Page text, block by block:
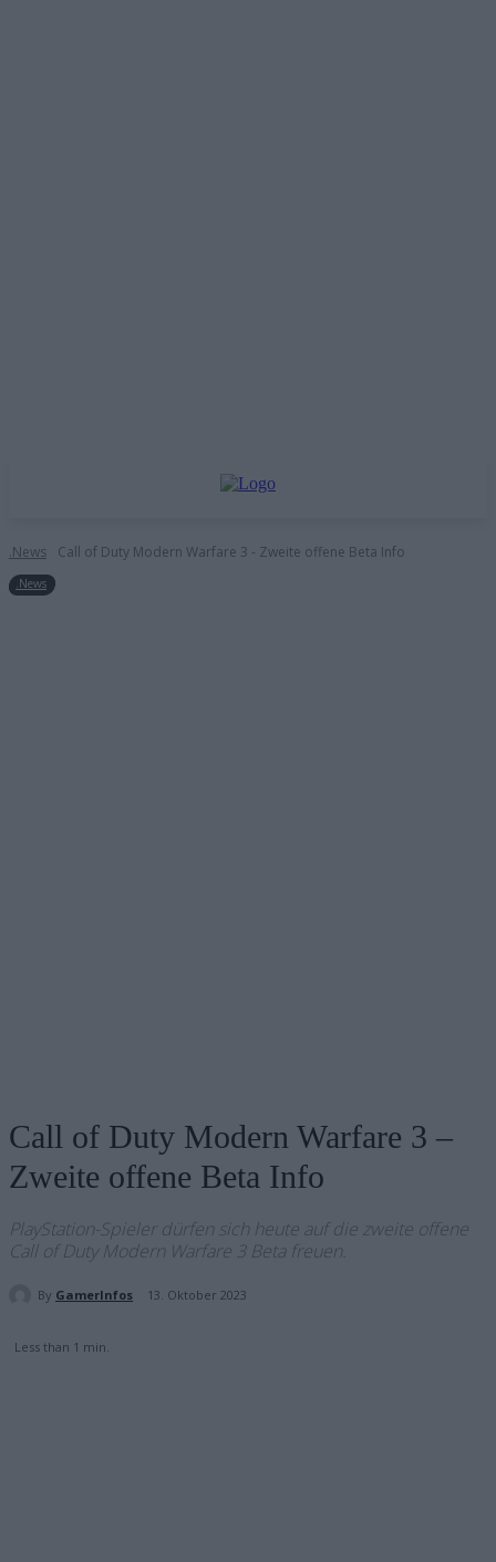
.News Call of Duty Modern Warfare 3 - Zweite offene Beta Info
.News
Call of Duty Modern Warfare 3 –
Zweite offene Beta Info
PlayStation-Spieler dürfen sich heute auf die zweite offene
Call of Duty Modern Warfare 3 Beta freuen.
By GamerInfos 13. Oktober 2023
Less than 1 min.